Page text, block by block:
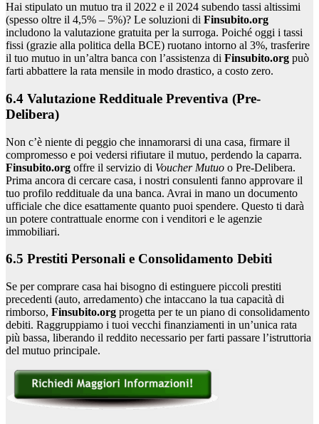
Hai stipulato un mutuo tra il 2022 e il 2024 subendo tassi altissimi
(spesso oltre il 4,5% – 5%)? Le soluzioni di Finsubito.org
includono la valutazione gratuita per la surroga. Poiché oggi i tassi
fissi (grazie alla politica della BCE) ruotano intorno al 3%, trasferire
il tuo mutuo in un’altra banca con l’assistenza di Finsubito.org può
farti abbattere la rata mensile in modo drastico, a costo zero.
6.4 Valutazione Reddituale Preventiva (Pre-
Delibera)
Non c’è niente di peggio che innamorarsi di una casa, firmare il
compromesso e poi vedersi rifiutare il mutuo, perdendo la caparra.
Finsubito.org offre il servizio di Voucher Mutuo o Pre-Delibera.
Prima ancora di cercare casa, i nostri consulenti fanno approvare il
tuo profilo reddituale da una banca. Avrai in mano un documento
ufficiale che dice esattamente quanto puoi spendere. Questo ti darà
un potere contrattuale enorme con i venditori e le agenzie
immobiliari.
6.5 Prestiti Personali e Consolidamento Debiti
Se per comprare casa hai bisogno di estinguere piccoli prestiti
precedenti (auto, arredamento) che intaccano la tua capacità di
rimborso, Finsubito.org progetta per te un piano di consolidamento
debiti. Raggruppiamo i tuoi vecchi finanziamenti in un’unica rata
più bassa, liberando il reddito necessario per farti passare l’istruttoria
del mutuo principale.